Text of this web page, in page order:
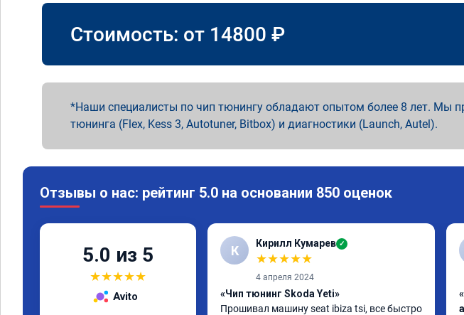
Стоимость: от 14800 ₽
Наши специалисты по чип тюнингу обладают опытом более 8 лет. Мы
тюнинга (Flex, Kess 3, Autotuner, Bitbox) и диагностики (Launch, Autel).
Отзывы о нас: рейтинг 5.0 на основании 850 оценок
5.0 из 5
★★★★★
Avito
К Кирилл Кумарев ✓
★★★★★
4 апреля 2024
«Чип тюнинг Skoda Yeti»
Прошивал машину seat ibiza tsi, все быстро